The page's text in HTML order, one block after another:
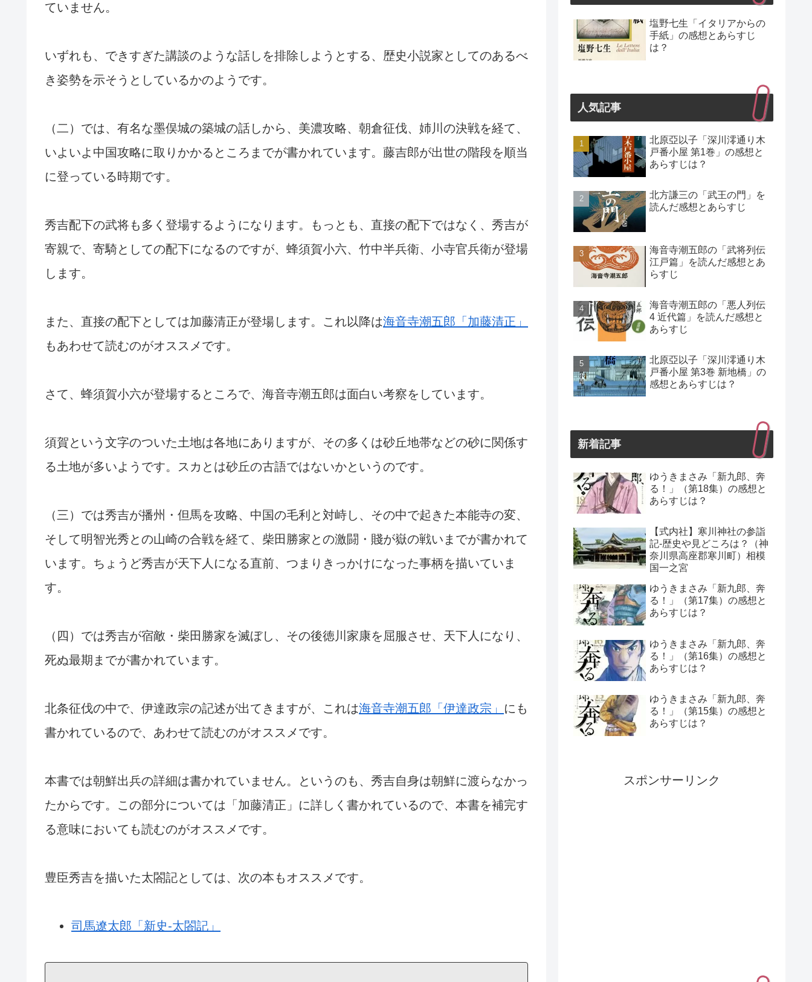
ていません。
いずれも、できすぎた講談のような話しを排除しようとする、歴史小説家としてのあるべ
き姿勢を示そうとしているかのようです。
（二）では、有名な墨俣城の築城の話しから、美濃攻略、朝倉征伐、姉川の決戦を経て、
いよいよ中国攻略に取りかかるところまでが書かれています。藤吉郎が出世の階段を順当
に登っている時期です。
秀吉配下の武将も多く登場するようになります。もっとも、直接の配下ではなく、秀吉が
寄親で、寄騎としての配下になるのですが、蜂須賀小六、竹中半兵衛、小寺官兵衛が登場
します。
また、直接の配下としては加藤清正が登場します。これ以降は海音寺潮五郎「加藤清正」
もあわせて読むのがオススメです。
さて、蜂須賀小六が登場するところで、海音寺潮五郎は面白い考察をしています。
須賀という文字のついた土地は各地にありますが、その多くは砂丘地帯などの砂に関係す
る土地が多いようです。スカとは砂丘の古語ではないかというのです。
（三）では秀吉が播州・但馬を攻略、中国の毛利と対峙し、その中で起きた本能寺の変、
そして明智光秀との山崎の合戦を経て、柴田勝家との激闘・賤が嶽の戦いまでが書かれて
います。ちょうど秀吉が天下人になる直前、つまりきっかけになった事柄を描いていま
す。
（四）では秀吉が宿敵・柴田勝家を滅ぼし、その後徳川家康を屈服させ、天下人になり、
死ぬ最期までが書かれています。
北条征伐の中で、伊達政宗の記述が出てきますが、これは海音寺潮五郎「伊達政宗」 にも
書かれているので、あわせて読むのがオススメです。
本書では朝鮮出兵の詳細は書かれていません。というのも、秀吉自身は朝鮮に渡らなかっ
たからです。この部分については「加藤清正」に詳しく書かれているので、本書を補完す
る意味においても読むのがオススメです。
豊臣秀吉を描いた太閤記としては、次の本もオススメです。
司馬遼太郎「新史-太閤記」
塩野七生「イタリアからの
手紙」の感想とあらすじ
は？
人気記事
北原亞以子「深川澪通り木
戸番小屋 第1巻」の感想と
あらすじは？
北方謙三の「武王の門」を
読んだ感想とあらすじ
海音寺潮五郎の「武将列伝
江戸篇」を読んだ感想とあ
らすじ
海音寺潮五郎の「悪人列伝
4 近代篇」を読んだ感想と
あらすじ
北原亞以子「深川澪通り木
戸番小屋 第3巻 新地橋」の
感想とあらすじは？
新着記事
ゆうきまさみ「新九郎、奔
る！」（第18集）の感想と
あらすじは？
【式内社】寒川神社の参詣
記-歴史や見どころは？（神
奈川県高座郡寒川町）相模
国一之宮
ゆうきまさみ「新九郎、奔
る！」（第17集）の感想と
あらすじは？
ゆうきまさみ「新九郎、奔
る！」（第16集）の感想と
あらすじは？
ゆうきまさみ「新九郎、奔
る！」（第15集）の感想と
あらすじは？
スポンサーリンク